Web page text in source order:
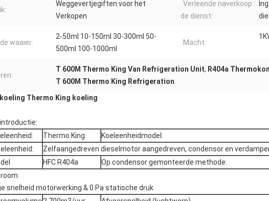
Weggevertjegiften voor het
Verkopen
Verleende naverkoop
de dienst:
waaier:
2-50ml 10-150ml 30-300ml 50-
500ml 100-1000ml
Macht:
T 600M Thermo King Van Refrigeration Unit, R404a
T 600M Thermo King Refrigeration
Thermo King koeling
Thermo King Koeleenheidmodel:
Zelfaangedreven dieselmotor aangedreven, condensor en
HFC R404a Op condensor gemonteerde methode:
snelheid motorwerking & 0 Pa statische druk